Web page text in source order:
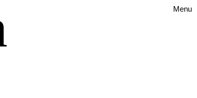
Menu